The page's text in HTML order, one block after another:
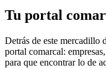
Tu portal
Detrás de este mercadillo
portal comarcal:
para que encontrar lo de